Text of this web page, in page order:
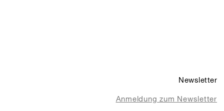
Newsletter
Anmeldung zum Newsletter